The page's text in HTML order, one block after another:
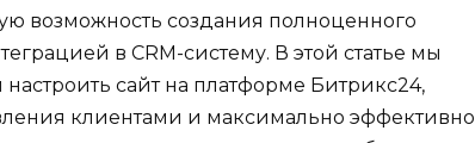
возможность создания полноценного
в CRM-систему. В этой статье мы
сайт на платформе Битрикс24,
клиентами и максимально эффективно